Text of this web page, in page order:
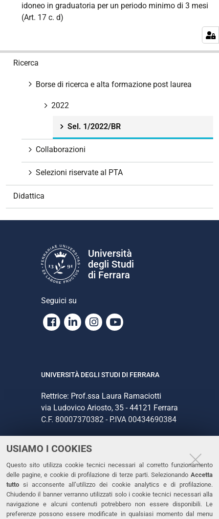
USIAMO I COOKIES
Questo sito utilizza cookie tecnici necessari al corretto funzionamento
delle pagine, e cookie di profilazione di terze parti. Selezionando Accetta
tutto si acconsente all’utilizzo dei cookie analytics e di profilazione.
Chiudendo il banner verranno utilizzati solo i cookie tecnici necessari alla
navigazione e alcuni contenuti potrebbero non essere disponibili. Le
preferenze possono essere modificate in qualsiasi momento dal menu
idoneo in graduatoria per un periodo minimo di 3 mesi
(Art. 17 c. d)
Ricerca
Borse di ricerca e alta formazione post laurea
2022
Sel. 1/2022/BR
Collaborazioni
Selezioni riservate al PTA
Didattica
Università
degli Studi
di Ferrara
Seguici su
Facebook
LinkedinInstagram
Youtube
UNIVERSITÀ DEGLI STUDI DI FERRARA
Rettrice: Prof.ssa Laura Ramaciotti
via Ludovico Ariosto, 35 - 44121 Ferrara
C.F. 80007370382 - P.IVA 00434690384
CONTATTI
Tel. +39 0532 293111
Fax. +39 0532 293031
PEC